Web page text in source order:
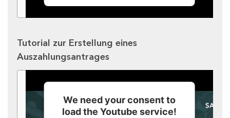
Tutorial zur Erstellung eines
Auszahlungsantrages
We need your consent to
load the Youtube service!